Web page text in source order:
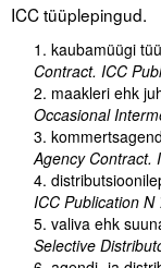
ICC Eesti
Tegevused
Publikatsioonid
Arvamus
Viidad
ICC WBO
ICC tüüplepingud.
kaubamüügi
Contract. ICC
maakleri ehk
Occasional
Agency Contract.
ICC Publication N
valiva ehk
Selective